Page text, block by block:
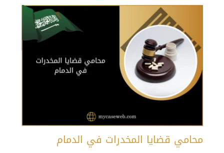
محامي قضايا المخدرات في الدمام